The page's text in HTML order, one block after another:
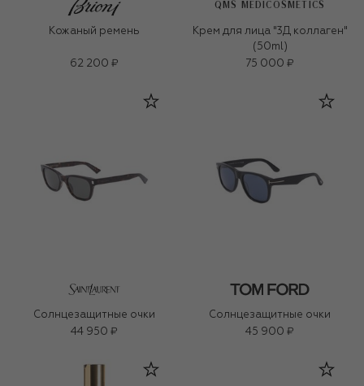
Кожаный ремень
62 200 ₽
QMS MEDICOSMETICS
Крем для лица "3Д коллаген"
(50ml)
75 000 ₽
Солнцезащитные очки
44 950 ₽
Солнцезащитные очки
45 900 ₽